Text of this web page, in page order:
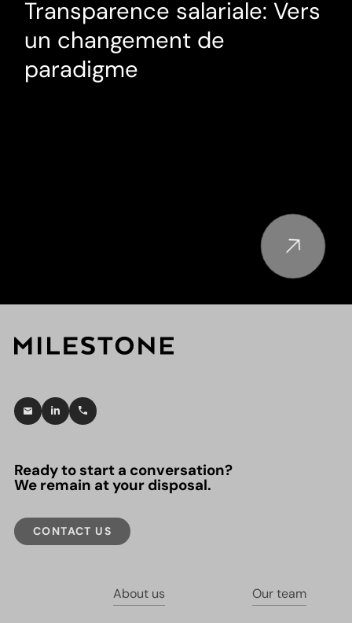
Transparence salariale: Vers
un changement de
paradigme
Ready to start a conversation?
We remain at your disposal.
CONTACT US
About us Our team